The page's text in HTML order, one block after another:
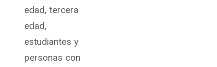
edad, tercera
edad,
estudiantes y
personas con